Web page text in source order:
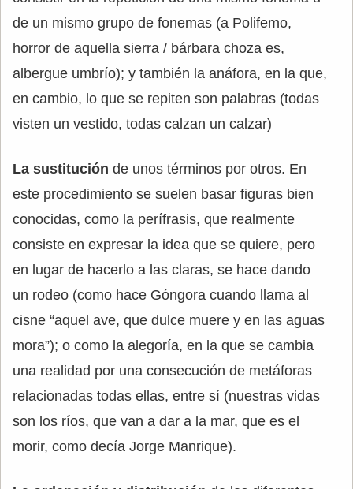
de un mismo grupo de fonemas (a Polifemo,
horror de aquella sierra / bárbara choza es,
albergue umbrío); y también la anáfora, en la que,
en cambio, lo que se repiten son palabras (todas
visten un vestido, todas calzan un calzar)
La sustitución de unos términos por otros. En
este procedimiento se suelen basar figuras bien
conocidas, como la perífrasis, que realmente
consiste en expresar la idea que se quiere, pero
en lugar de hacerlo a las claras, se hace dando
un rodeo (como hace Góngora cuando llama al
cisne “aquel ave, que dulce muere y en las aguas
mora”); o como la alegoría, en la que se cambia
una realidad por una consecución de metáforas
relacionadas todas ellas, entre sí (nuestras vidas
son los ríos, que van a dar a la mar, que es el
morir, como decía Jorge Manrique).